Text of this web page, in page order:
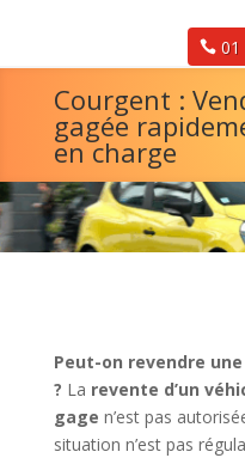
01
Courgent :
gagée
en charge
Peut-on revendre
? La revente d’un
gage n’est pas
situation n’est pas